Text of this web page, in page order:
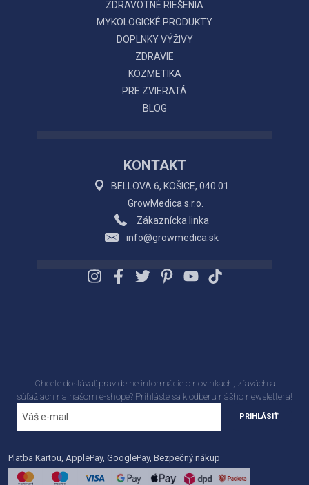
ZDRAVOTNÉ RIEŠENIA
MYKOLOGICKÉ PRODUKTY
DOPLNKY VÝŽIVY
ZDRAVIE
KOZMETIKA
PRE ZVIERATÁ
BLOG
KONTAKT
BELLOVA 6, KOŠICE, 040 01
GrowMedica s.r.o.
Zákaznícka linka
info@growmedica.sk
Chcete dostávať pravidelné informácie o novinkách, zľavách a
súťažiach na našom e-shope? Príhláste sa k odberu nášho newslettera!
PRIHLÁSIŤ
Platba Kartou, ApplePay, GooglePay, Bezpečný nákup